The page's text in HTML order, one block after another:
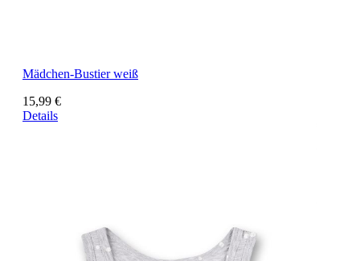
Mädchen-Bustier weiß
15,99 €
Details